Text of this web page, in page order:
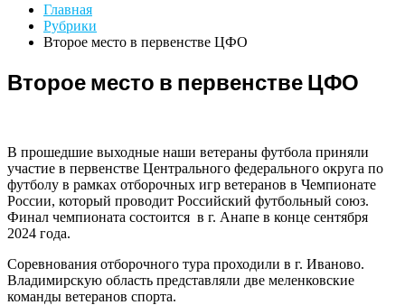
Главная
Рубрики
Второе место в первенстве ЦФО
Второе место в первенстве ЦФО
В прошедшие выходные наши ветераны футбола приняли
участие в первенстве Центрального федерального округа по
футболу в рамках отборочных игр ветеранов в Чемпионате
России, который проводит Российский футбольный союз.
Финал чемпионата состоится в г. Анапе в конце сентября
2024 года.
Соревнования отборочного тура проходили в г. Иваново.
Владимирскую область представляли две меленковские
команды ветеранов спорта.